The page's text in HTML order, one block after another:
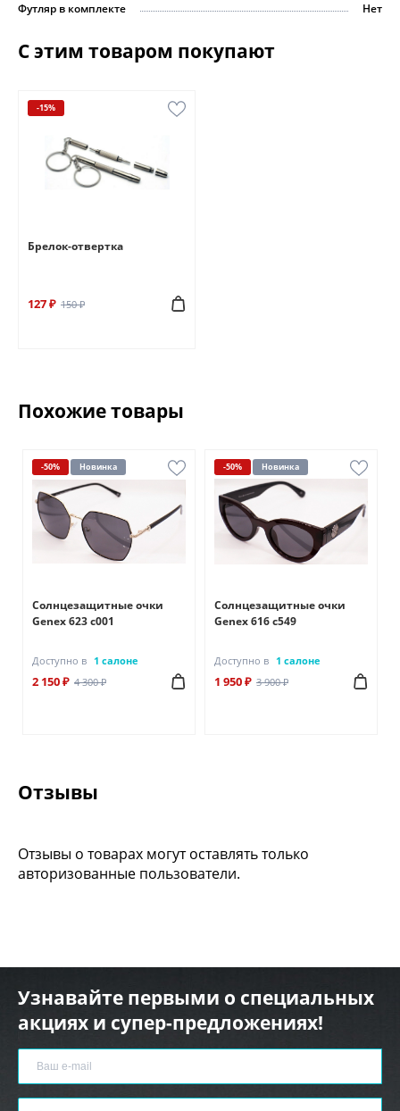
Футляр в комплекте
Нет
С этим товаром покупают
-15%
Брелок-отвертка
127 ₽ 150 ₽
Похожие товары
-50% Новинка
Солнцезащитные очки
Genex 623 с001
Доступно в 1 салоне
2 150 ₽ 4 300 ₽
-50% Новинка
Солнцезащитные очки
Genex 616 с549
Доступно в 1 салоне
1 950 ₽ 3 900 ₽
Отзывы
Отзывы о товарах могут оставлять только
авторизованные пользователи.
Узнавайте первыми о специальных
акциях и супер-предложениях!